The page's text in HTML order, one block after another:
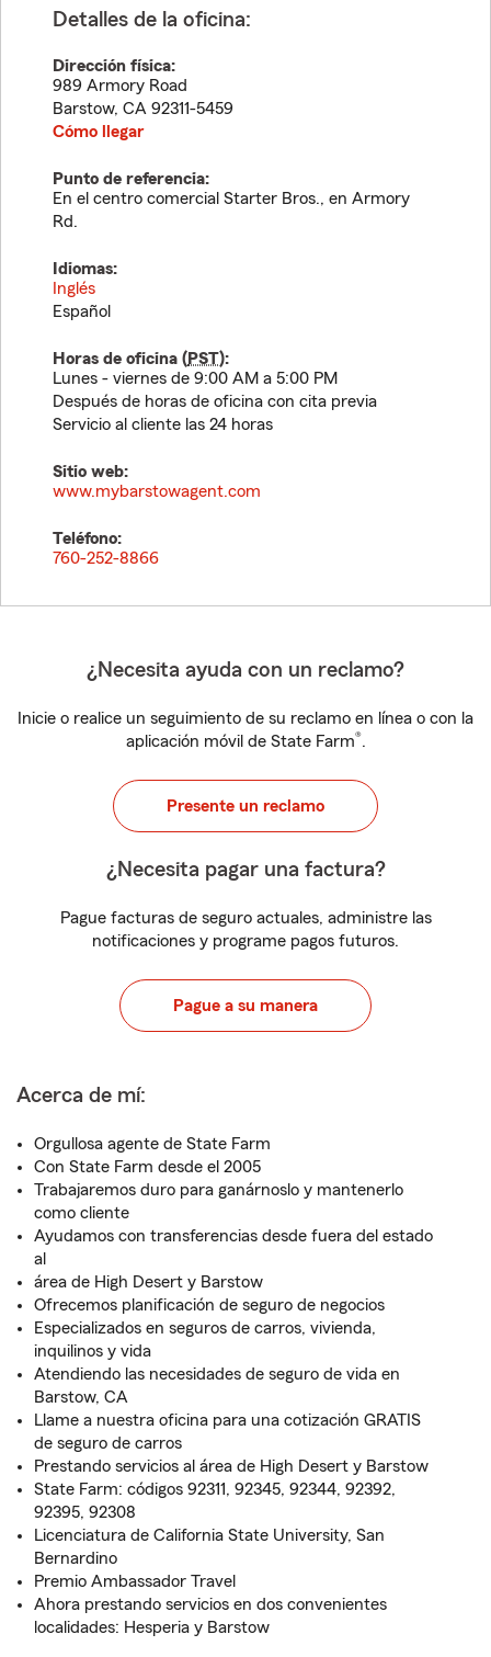
Detalles de la oficina:
Dirección física:
989 Armory Road
Barstow, CA 92311-5459
Cómo llegar
Punto de referencia:
En el centro comercial Starter Bros., en Armory
Rd.
Idiomas:
Inglés
Español
Horas de oficina (PST):
Lunes - viernes de 9:00 AM a 5:00 PM
Después de horas de oficina con cita previa
Servicio al cliente las 24 horas
Sitio web:
www.mybarstowagent.com
Teléfono:
760-252-8866
¿Necesita ayuda con un reclamo?
Inicie o realice un seguimiento de su reclamo en línea o con la
aplicación móvil de State Farm®.
Presente un reclamo
¿Necesita pagar una factura?
Pague facturas de seguro actuales, administre las
notificaciones y programe pagos futuros.
Pague a su manera
Acerca de mí:
Orgullosa agente de State Farm
Con State Farm desde el 2005
Trabajaremos duro para ganárnoslo y mantenerlo
como cliente
Ayudamos con transferencias desde fuera del estado
al
área de High Desert y Barstow
Ofrecemos planificación de seguro de negocios
Especializados en seguros de carros, vivienda,
inquilinos y vida
Atendiendo las necesidades de seguro de vida en
Barstow, CA
Llame a nuestra oficina para una cotización GRATIS
de seguro de carros
Prestando servicios al área de High Desert y Barstow
State Farm: códigos 92311, 92345, 92344, 92392,
92395, 92308
Licenciatura de California State University, San
Bernardino
Premio Ambassador Travel
Ahora prestando servicios en dos convenientes
localidades: Hesperia y Barstow